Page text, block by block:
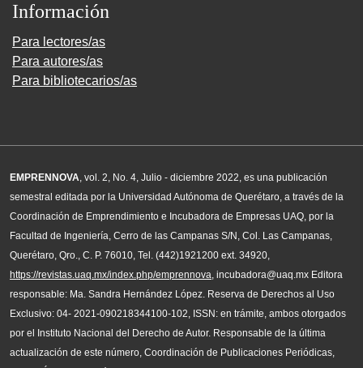
Información
Para lectores/as
Para autores/as
Para bibliotecarios/as
EMPRENNOVA, vol. 2, No. 4, Julio - diciembre 2022, es una publicación
semestral editada por la Universidad Autónoma de Querétaro, a través de la
Coordinación de Emprendimiento e Incubadora de Empresas UAQ, por la
Facultad de Ingeniería, Cerro de las Campanas S/N, Col. Las Campanas,
Querétaro, Qro., C. P. 76010, Tel. (442)1921200 ext. 34920,
https://revistas.uaq.mx/index.php/emprennova, incubadora@uaq.mx Editora
responsable: Ma. Sandra Hernández López. Reserva de Derechos al Uso
Exclusivo: 04- 2021-090218344100-102, ISSN: en trámite, ambos otorgados
por el Instituto Nacional del Derecho de Autor. Responsable de la última
actualización de este número, Coordinación de Publicaciones Periódicas,